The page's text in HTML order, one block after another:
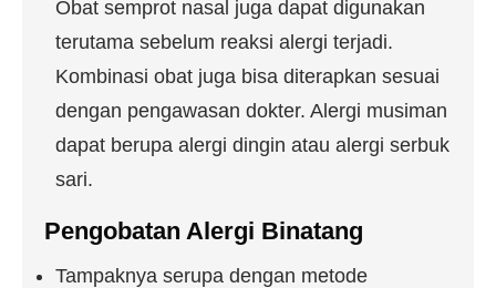
Obat semprot nasal juga dapat digunakan
terutama sebelum reaksi alergi terjadi.
Kombinasi obat juga bisa diterapkan sesuai
dengan pengawasan dokter. Alergi musiman
dapat berupa alergi dingin atau alergi serbuk
sari.
Pengobatan Alergi Binatang
Tampaknya serupa dengan metode